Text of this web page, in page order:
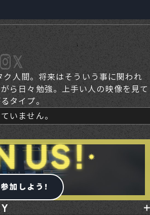
人間。将来はそういう事に関われ
ら日々勉強。上手い人の映像を見て
タイプ。
いません。
加しよう!